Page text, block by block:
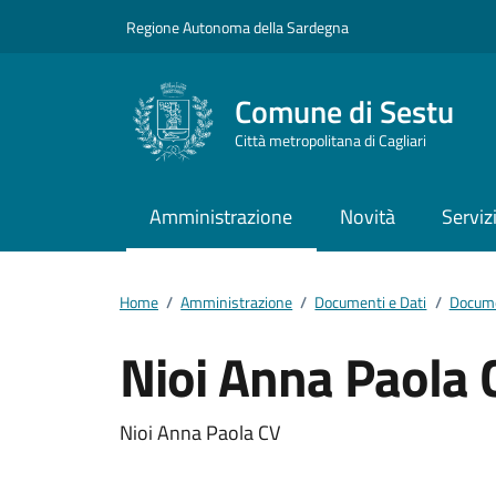
Regione Autonoma della Sardegna
Comune di Sestu
Città metropolitana di Cagliari
Amministrazione Novità
Home / Amministrazione / Documenti e Dati /
Nioi Anna Paola
Dettagli del
Nioi Anna Paola CV